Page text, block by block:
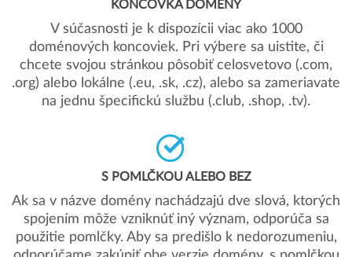
KONCOVKA DOMÉNY
V súčasnosti je k dispozícii viac ako 1000
doménových koncoviek. Pri výbere sa uistite, či
chcete svojou stránkou pôsobiť celosvetovo (.com,
.org) alebo lokálne (.eu, .sk, .cz), alebo sa zameriavate
na jednu špecifickú službu (.club, .shop, .tv).
S POMLČKOU ALEBO BEZ
Ak sa v názve domény nachádzajú dve slová, ktorých
spojením môže vzniknúť iný význam, odporúča sa
použitie pomlčky. Aby sa predišlo k nedorozumeniu,